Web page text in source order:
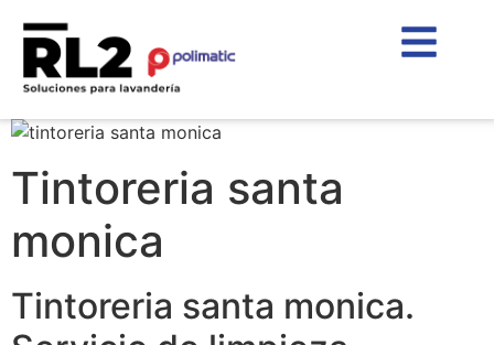
Tintoreria santa
monica
Tintoreria santa monica.